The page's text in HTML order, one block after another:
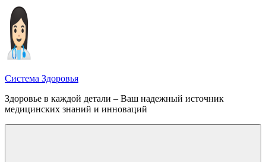
Перейти
содержимому
Система Здоровья
Здоровье в каждой детали – Ваш надежный источник
медицинских знаний и инноваций